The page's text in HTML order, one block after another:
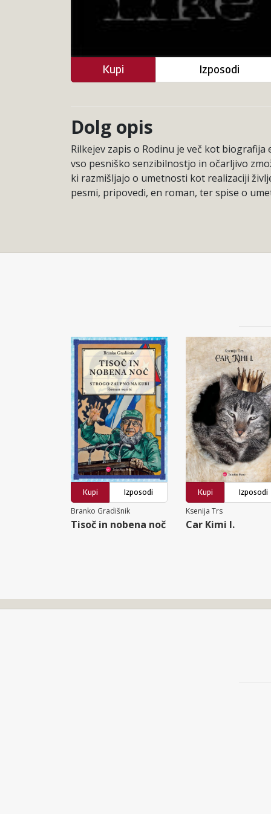
Kupi Izposodi
Dolg opis
Rilkejev zapis o Rodinu je več kot
vso pesniško senzibilnostjo in očarljivo
ki razmišljajo o umetnosti kot realizaciji
pesmi, pripovedi, en roman, ter spise o
Kupi
Izposodi
Branko Gradišnik
Tisoč in nobena noč
Kupi
Izposodi
Ksenija Trs
Car Kimi I.